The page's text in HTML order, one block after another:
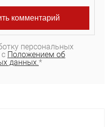
персональных
Положением об
данных.*